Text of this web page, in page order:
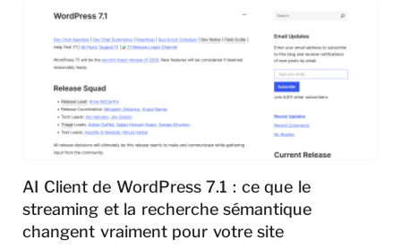
AI Client de WordPress 7.1 : ce que le
streaming et la recherche sémantique
changent vraiment pour votre site